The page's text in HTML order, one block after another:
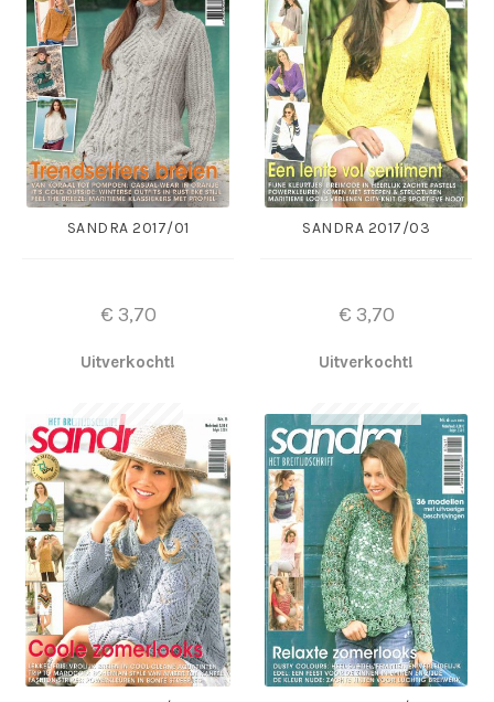
SANDRA 2017/01
€ 3,70
Uitverkocht!
SANDRA 2017/03
€ 3,70
Uitverkocht!